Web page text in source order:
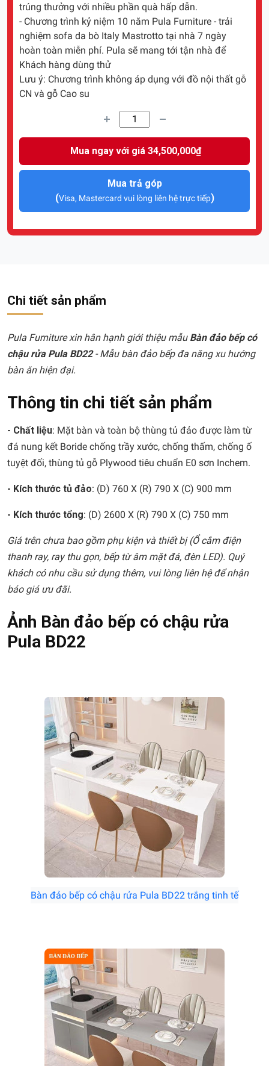
trúng thưởng với nhiều phần quà hấp dẫn.
- Chương trình kỷ niệm 10 năm Pula Furniture - trải
nghiệm sofa da bò Italy Mastrotto tại nhà 7 ngày
hoàn toàn miễn phí. Pula sẽ mang tới tận nhà để
Khách hàng dùng thử
Lưu ý: Chương trình không áp dụng với đồ nội thất gỗ
CN và gỗ Cao su
Mua ngay với giá 34,500,000₫
Mua trả góp
(Visa, Mastercard vui lòng liên hệ trực tiếp)
Chi tiết sản phẩm
Pula Furniture xin hân hạnh giới thiệu mẫuBàn đảo bếp có
chậu rửa Pula BD22- Mẫu bàn đảo bếp đa năng xu hướng
bàn ăn hiện đại.
Thông tin chi tiết sản phẩm
- Chất liệu: Mặt bàn và toàn bộ thùng tủ đảo được làm từ
đá nung kết Boride chống trầy xước, chống thấm, chống ố
tuyệt đối, thùng tủ gỗ Plywood tiêu chuẩn E0 sơn Inchem.
- Kích thước tủ đảo: (D) 760 X (R) 790 X (C) 900 mm
- Kích thước tổng: (D) 2600 X (R) 790 X (C) 750 mm
Giá trên chưa bao gồm phụ kiện và thiết bị (Ổ cắm điện
thanh ray, ray thu gọn, bếp từ âm mặt đá, đèn LED). Quý
khách có nhu cầu sử dụng thêm, vui lòng liên hệ để nhận
báo giá ưu đãi.
Ảnh Bàn đảo bếp có chậu rửa
Pula BD22
Bàn đảo bếp có chậu rửa Pula BD22 trắng tinh tế